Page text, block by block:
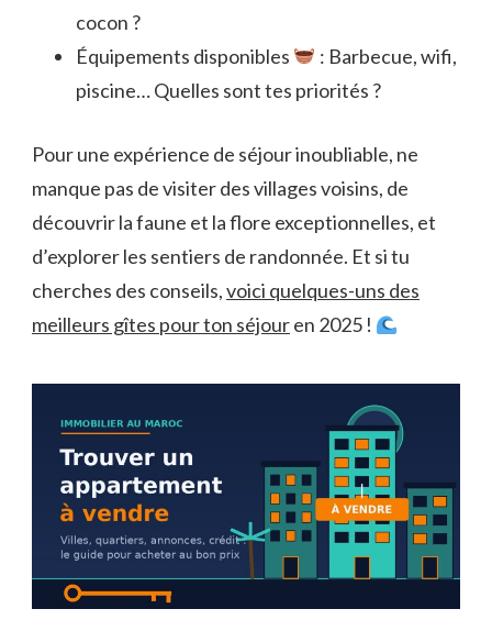
cocon ?
Équipements disponibles
: Barbecue, wifi,
piscine… Quelles sont tes priorités ?
Pour une expérience de séjour inoubliable, ne
manque pas de visiter des villages voisins, de
découvrir la faune et la flore exceptionnelles, et
d’explorer les sentiers de randonnée. Et si tu
cherches des conseils,voici quelques-uns des
meilleurs gîtes pour ton séjouren 2025 !